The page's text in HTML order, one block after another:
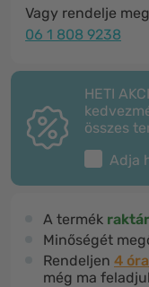
Vagy rendelje
06 1 808 9238
HETI
összes
Adja
A termék
Minőségét
Rendeljen 4
még ma